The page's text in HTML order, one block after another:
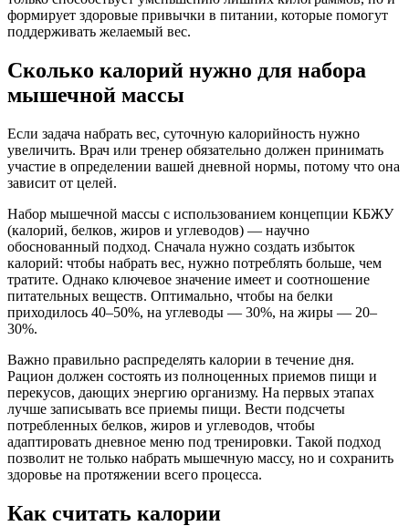
формирует здоровые привычки в питании, которые помогут
поддерживать желаемый вес.
Сколько калорий нужно для набора
мышечной массы
Если задача набрать вес, суточную калорийность нужно
увеличить. Врач или тренер обязательно должен принимать
участие в определении вашей дневной нормы, потому что она
зависит от целей.
Набор мышечной массы с использованием концепции КБЖУ
(калорий, белков, жиров и углеводов) — научно
обоснованный подход. Сначала нужно создать избыток
калорий: чтобы набрать вес, нужно потреблять больше, чем
тратите. Однако ключевое значение имеет и соотношение
питательных веществ. Оптимально, чтобы на белки
приходилось 40–50%, на углеводы — 30%, на жиры — 20–
30%.
Важно правильно распределять калории в течение дня.
Рацион должен состоять из полноценных приемов пищи и
перекусов, дающих энергию организму. На первых этапах
лучше записывать все приемы пищи. Вести подсчеты
потребленных белков, жиров и углеводов, чтобы
адаптировать дневное меню под тренировки. Такой подход
позволит не только набрать мышечную массу, но и сохранить
здоровье на протяжении всего процесса.
Как считать калории